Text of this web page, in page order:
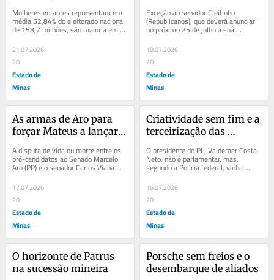
Mulheres votantes representam em
média 52,84% do eleitorado nacional
de 158,7 milhões, são maioria em
todos os estados brasileiros e, entre
2022 e...
21.07.2026
20
Estado de
Minas
Exceção ao senador Cleitinho
(Republicanos), que deverá anunciar
no próximo 25 de julho a sua
candidatura ao governo de Minas,
está definido o...
18.07.2026
20
Estado de
Minas
As armas de Aro para
forçar Mateus a lançar
A disputa de vida ou morte entre os
pré-candidatos ao Senado Marcelo
Aro (PP) e o senador Carlos Viana
(PSD) chegou à cúpula nacional da...
17.07.2026
20
Estado de
Minas
Criatividade sem fim e a
terceirização das
O presidente do PL, Valdemar Costa
Neto, não é parlamentar, mas,
segundo a Polícia federal, vinha
direcionando emendas parlamentares
segundo os...
16.07.2026
20
Estado de
Minas
O horizonte de Patrus
na sucessão mineira
Porsche sem freios e o
desembarque de aliados